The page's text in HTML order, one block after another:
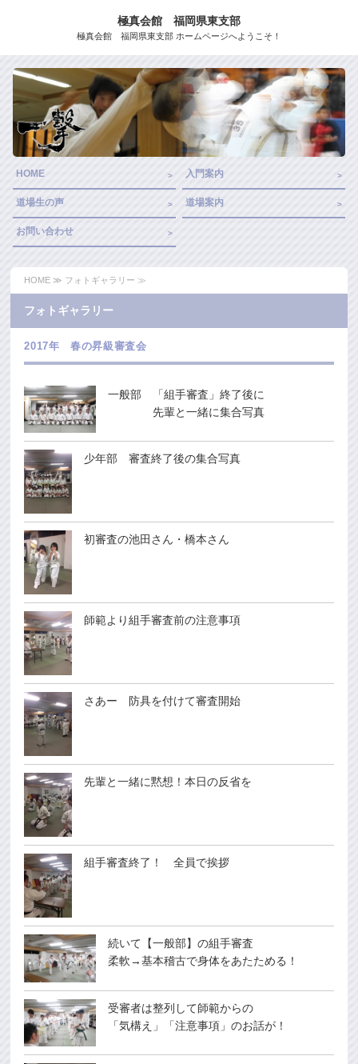
極真会館 福岡県東支部
極真会館 福岡県東支部 ホームページへようこそ！
HOME 入門案内
道場生の声 道場案内
お問い合わせ
HOME ≫ フォトギャラリー ≫
フォトギャラリー
2017年 春の昇級審査会
一般部 「組手審査」終了後に
先輩と一緒に集合写真
少年部 審査終了後の集合写真
初審査の池田さん・橋本さん
師範より組手審査前の注意事項
さあー 防具を付けて審査開始
先輩と一緒に黙想！本日の反省を
組手審査終了！ 全員で挨拶
続いて【一般部】の組手審査
柔軟→基本稽古で身体をあたためる！
受審者は整列して師範からの
「気構え」「注意事項」のお話が！